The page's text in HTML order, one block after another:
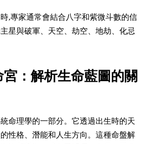
,專家通常會結合八字和紫微斗數的信
星與破軍、天空、劫空、地劫、化忌
：解析生命藍圖的關
命理學的一部分。它透過出生時的天
性格、潛能和人生方向。這種命盤解